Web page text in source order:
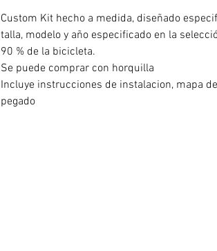
Custom Kit hecho a medida, diseñado
talla, modelo y año especificado en la
90 % de la bicicleta.
Se puede comprar con horquilla
Incluye instrucciones de instalacion, mapa
pegado